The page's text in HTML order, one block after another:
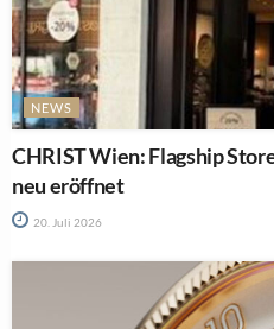
NEWS
CHRIST Wien: Flagship
neu eröffnet
20. Juli 2026